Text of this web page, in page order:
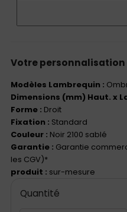
Votre personnalisation
Modèles Lambrequin :
Dimensions (mm) Haut. x
Forme : Droit
Fixation : Standard
Couleur : Noir 2100 sablé
Garantie : Garantie
les CGV)*
produit : sur-mesure
Quantité